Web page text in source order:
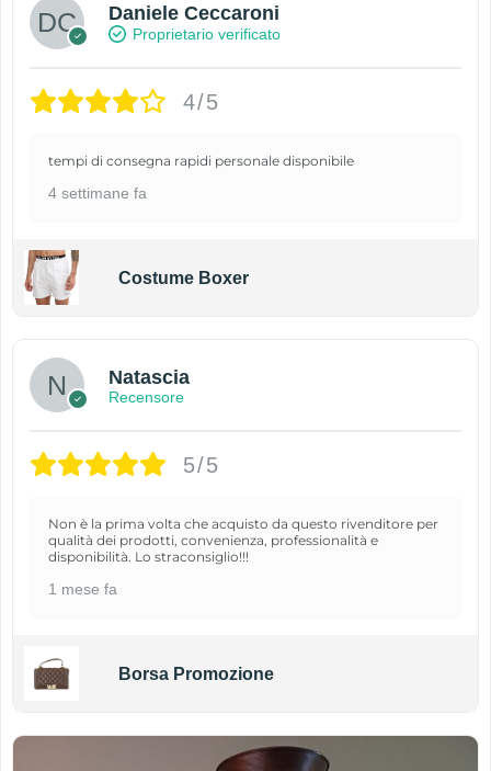
Daniele Ceccaroni
Proprietario verificato
4/5
tempi di consegna rapidi personale disponibile
4 settimane fa
Costume Boxer
Natascia
Recensore
5/5
Non è la prima volta che acquisto da questo rivenditore per
qualità dei prodotti, convenienza, professionalità e
disponibilità. Lo straconsiglio!!!
1 mese fa
Borsa Promozione